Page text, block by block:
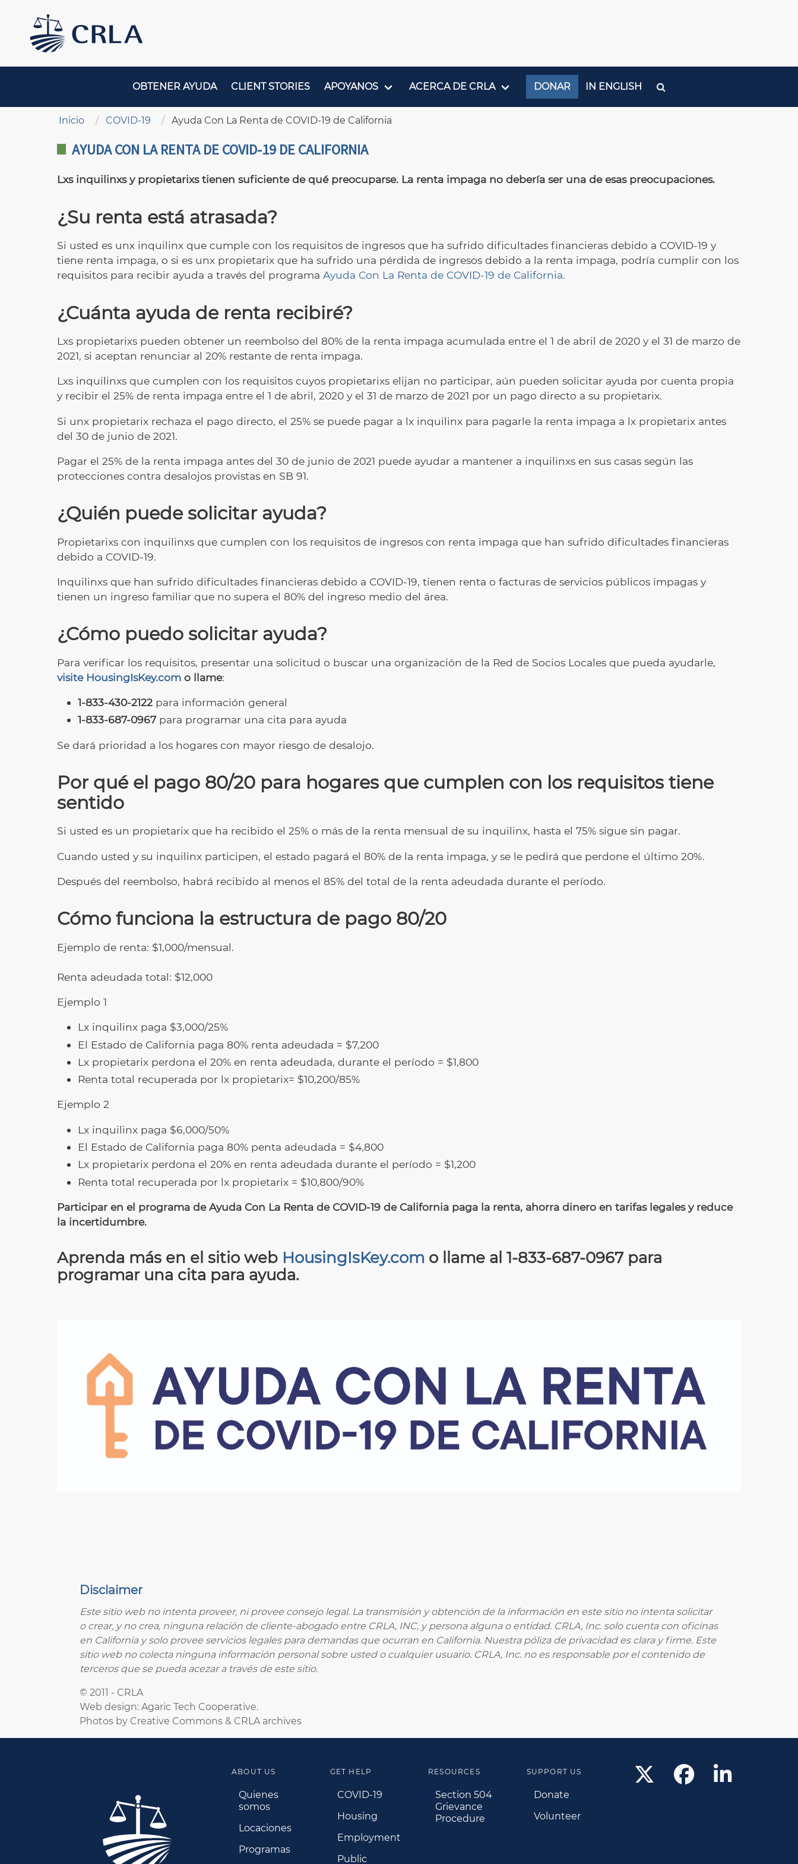
contenido
principal
OBTENER AYUDA CLIENT STORIES APOYANOS ACERCA DE CRLA DONAR IN ENGLISH
Sobrescribir enlaces de ayuda a la navegación
Inicio COVID-19 Ayuda Con La Renta de COVID-19 de California
AYUDA CON LA RENTA DE COVID-19 DE CALIFORNIA
Lxs inquilinxs y propietarixs tienen suficiente de qué preocuparse. La renta impaga no debería ser una de esas preocupaciones.
¿Su renta está atrasada?
Si usted es unx inquilinx que cumple con los requisitos de ingresos que ha sufrido dificultades financieras debido a COVID-19 y
tiene renta impaga, o si es unx propietarix que ha sufrido una pérdida de ingresos debido a la renta impaga, podría cumplir con los
requisitos para recibir ayuda a través del programa Ayuda Con La Renta de COVID-19 de California.
¿Cuánta ayuda de renta recibiré?
Lxs propietarixs pueden obtener un reembolso del 80% de la renta impaga acumulada entre el 1 de abril de 2020 y el 31 de marzo de
2021, si aceptan renunciar al 20% restante de renta impaga.
Lxs inquilinxs que cumplen con los requisitos cuyos propietarixs elijan no participar, aún pueden solicitar ayuda por cuenta propia
y recibir el 25% de renta impaga entre el 1 de abril, 2020 y el 31 de marzo de 2021 por un pago directo a su propietarix.
Si unx propietarix rechaza el pago directo, el 25% se puede pagar a lx inquilinx para pagarle la renta impaga a lx propietarix antes
del 30 de junio de 2021.
Pagar el 25% de la renta impaga antes del 30 de junio de 2021 puede ayudar a mantener a inquilinxs en sus casas según las
protecciones contra desalojos provistas en SB 91.
¿Quién puede solicitar ayuda?
Propietarixs con inquilinxs que cumplen con los requisitos de ingresos con renta impaga que han sufrido dificultades financieras
debido a COVID-19.
Inquilinxs que han sufrido dificultades financieras debido a COVID-19, tienen renta o facturas de servicios públicos impagas y
tienen un ingreso familiar que no supera el 80% del ingreso medio del área.
¿Cómo puedo solicitar ayuda?
Para verificar los requisitos, presentar una solicitud o buscar una organización de la Red de Socios Locales que pueda ayudarle,
visite HousingIsKey.com o llame:
1-833-430-2122 para información general
1-833-687-0967para programar una cita para ayuda
Se dará prioridad a los hogares con mayor riesgo de desalojo.
Por qué el pago 80/20 para hogares que cumplen con los requisitos tiene
sentido
Si usted es un propietarix que ha recibido el 25% o más de la renta mensual de su inquilinx, hasta el 75% sigue sin pagar.
Cuando usted y su inquilinx participen, el estado pagará el 80% de la renta impaga, y se le pedirá que perdone el último 20%.
Después del reembolso, habrá recibido al menos el 85% del total de la renta adeudada durante el período.
Cómo funciona la estructura de pago 80/20
Ejemplo de renta: $1,000/mensual.
Renta adeudada total: $12,000
Ejemplo 1
Lx inquilinx paga $3,000/25%
El Estado de California paga 80% renta adeudada = $7,200
Lx propietarix perdona el 20% en renta adeudada, durante el período = $1,800
Renta total recuperada por lx propietarix= $10,200/85%
Ejemplo 2
Lx inquilinx paga $6,000/50%
El Estado de California paga 80% penta adeudada = $4,800
Lx propietarix perdona el 20% en renta adeudada durante el período = $1,200
Renta total recuperada por lx propietarix = $10,800/90%
Participar en el programa de Ayuda Con La Renta de COVID-19 de California paga la renta, ahorra dinero en tarifas legales y reduce
la incertidumbre.
Aprenda más en el sitio web HousingIsKey.com o llame al 1-833-687-0967para
programar una cita para ayuda.
Disclaimer
Este sitio web no intenta proveer, ni provee consejo legal. La transmisión y obtención de la información en este sitio no intenta solicitar
o crear, y no crea, ninguna relación de cliente-abogado entre CRLA, INC, y persona alguna o entidad. CRLA, Inc. solo cuenta con oficinas
en California y solo provee servicios legales para demandas que ocurran en California. Nuestra póliza de privacidad es clara y firme. Este
sitio web no colecta ninguna información personal sobre usted o cualquier usuario. CRLA, Inc. no es responsable por el contenido de
terceros que se pueda acezar a través de este sitio.
© 2011 - CRLA
Web design: Agaric Tech Cooperative.
Photos by Creative Commons & CRLA archives
ABOUT US
Quienes
somos
Locaciones
Programas
GET HELP
COVID-19
Housing
Employment
Public
RESOURCES
Section 504
Grievance
Procedure
SUPPORT US
Donate
Volunteer